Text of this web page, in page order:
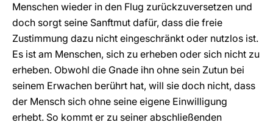
Menschen wieder in den Flug zurückzuversetzen und
doch sorgt seine Sanftmut dafür, dass die freie
Zustimmung dazu nicht eingeschränkt oder nutzlos ist.
Es ist am Menschen, sich zu erheben oder sich nicht zu
erheben. Obwohl die Gnade ihn ohne sein Zutun bei
seinem Erwachen berührt hat, will sie doch nicht, dass
der Mensch sich ohne seine eigene Einwilligung
erhebt. So kommt er zu seiner abschließenden